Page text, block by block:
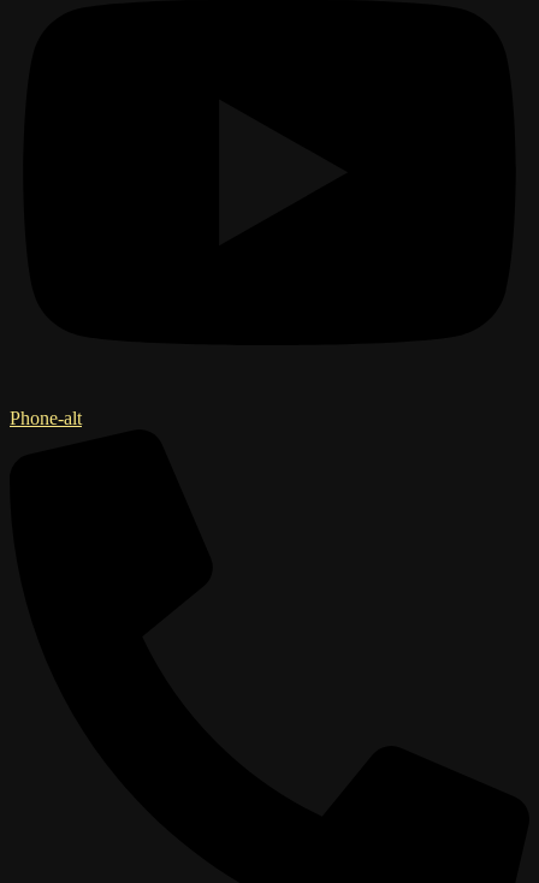
Phone-alt